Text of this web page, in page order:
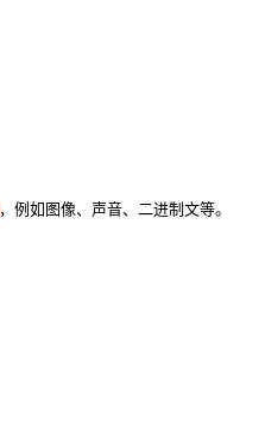
，例如图像、声音、二进制文等。